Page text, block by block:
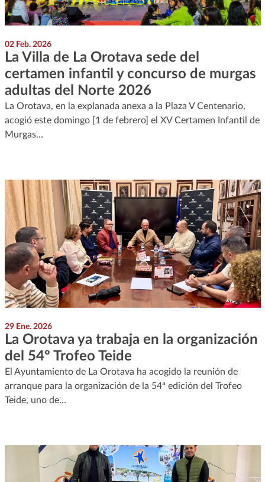
02 Feb. 2026
La Villa de La Orotava sede del
certamen infantil y concurso de murgas
adultas del Norte 2026
La Orotava, en la explanada anexa a la Plaza V Centenario,
acogió este domingo [1 de febrero] el XV Certamen Infantil de
Murgas…
29 Ene. 2026
La Orotava ya trabaja en la organización
del 54º Trofeo Teide
El Ayuntamiento de La Orotava ha acogido la reunión de
arranque para la organización de la 54ª edición del Trofeo
Teide, uno de…